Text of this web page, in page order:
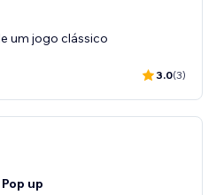
um jogo clássico
3.0(3)
up